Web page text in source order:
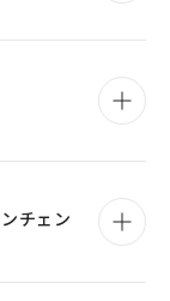
チェン